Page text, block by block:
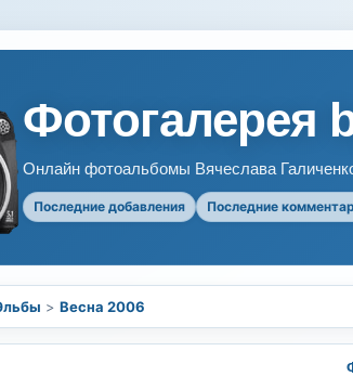
Фотогалерея
Онлайн фотоальбомы Вячеслава
Последние добавления Последние
> Весна 2006